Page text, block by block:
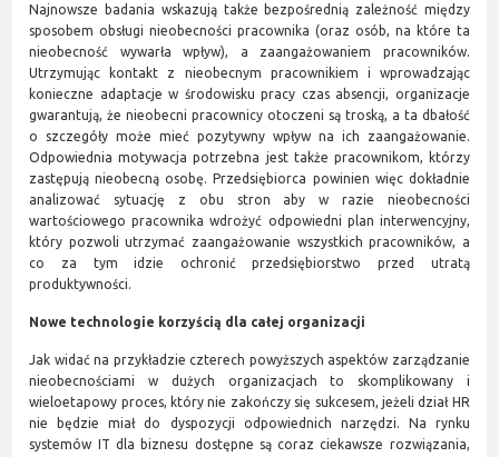
Najnowsze badania wskazują także bezpośrednią zależność między
sposobem obsługi nieobecności pracownika (oraz osób, na które ta
nieobecność wywarła wpływ), a zaangażowaniem pracowników.
Utrzymując kontakt z nieobecnym pracownikiem i wprowadzając
konieczne adaptacje w środowisku pracy czas absencji, organizacje
gwarantują, że nieobecni pracownicy otoczeni są troską, a ta dbałość
o szczegóły może mieć pozytywny wpływ na ich zaangażowanie.
Odpowiednia motywacja potrzebna jest także pracownikom, którzy
zastępują nieobecną osobę. Przedsiębiorca powinien więc dokładnie
analizować sytuację z obu stron aby w razie nieobecności
wartościowego pracownika wdrożyć odpowiedni plan interwencyjny,
który pozwoli utrzymać zaangażowanie wszystkich pracowników, a
co za tym idzie ochronić przedsiębiorstwo przed utratą
produktywności.
Nowe technologie korzyścią dla całej organizacji
Jak widać na przykładzie czterech powyższych aspektów zarządzanie
nieobecnościami w dużych organizacjach to skomplikowany i
wieloetapowy proces, który nie zakończy się sukcesem, jeżeli dział HR
nie będzie miał do dyspozycji odpowiednich narzędzi. Na rynku
systemów IT dla biznesu dostępne są coraz ciekawsze rozwiązania,